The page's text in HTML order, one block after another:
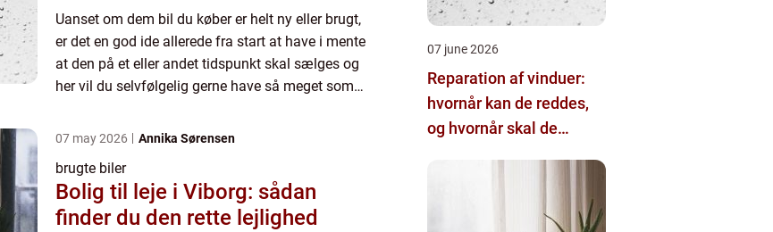
Uanset om dem bil du køber er helt ny eller brugt,
er det en god ide allerede fra start at have i mente
at den på et eller andet tidspunkt skal sælges og
her vil du selvfølgelig gerne have så meget som
07 may 2026 Annika Sørensen
brugte biler
Bolig til leje i Viborg: sådan
finder du den rette lejlighed
07 june 2026
Reparation af vinduer:
hvornår kan de reddes,
og hvornår skal de